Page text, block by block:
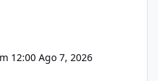
12:00 Ago 7, 2026